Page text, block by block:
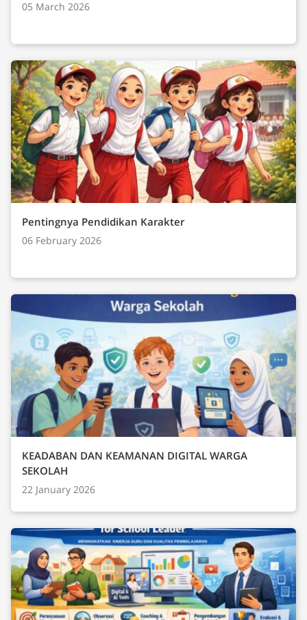
05 March 2026
Pentingnya Pendidikan Karakter
06 February 2026
KEADABAN DAN KEAMANAN DIGITAL WARGA
SEKOLAH
22 January 2026